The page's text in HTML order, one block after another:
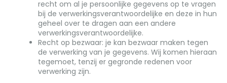
recht om al je persoonlijke gegevens op te vragen
bij de verwerkingsverantwoordelijke en deze in hun
geheel over te dragen aan een andere
verwerkingsverantwoordelijke.
Recht op bezwaar: je kan bezwaar maken tegen
de verwerking van je gegevens. Wij komen hieraan
tegemoet, tenzij er gegronde redenen voor
verwerking zijn.